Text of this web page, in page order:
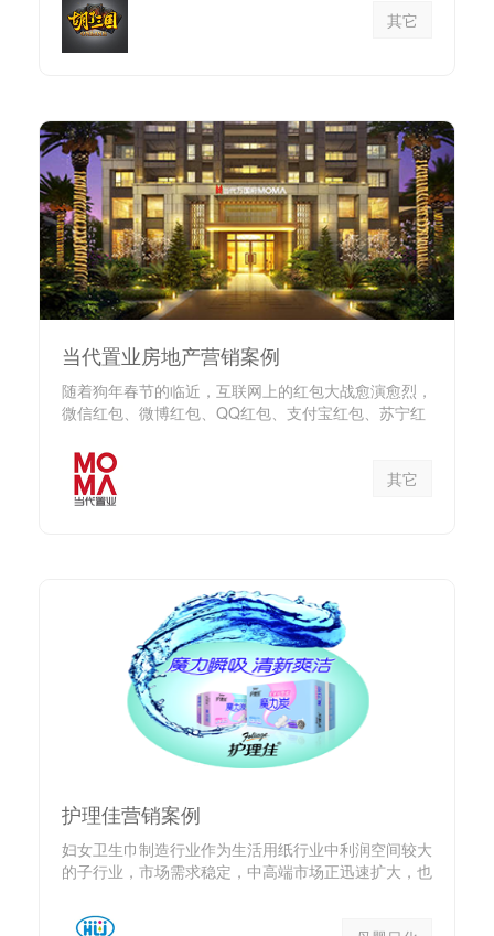
其它
当代置业房地产营销案例
随着狗年春节的临近，互联网上的红包大战愈演愈烈，
微信红包、微博红包、QQ红包、支付宝红包、苏宁红
其它
护理佳营销案例
妇女卫生巾制造行业作为生活用纸行业中利润空间较大
的子行业，市场需求稳定，中高端市场正迅速扩大，也